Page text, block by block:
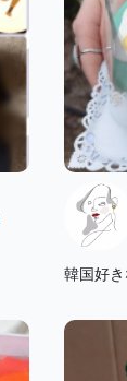
韓国好